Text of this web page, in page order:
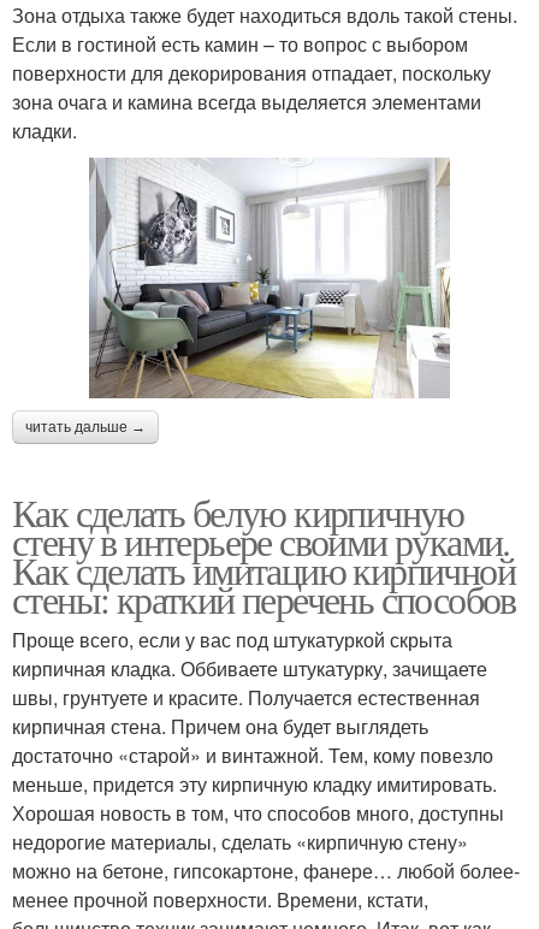
Зона отдыха также будет находиться вдоль такой стены.
Если в гостиной есть камин – то вопрос с выбором
поверхности для декорирования отпадает, поскольку
зона очага и камина всегда выделяется элементами
кладки.
читать дальше →
Как сделать белую кирпичную
стену в интерьере своими руками.
Как сделать имитацию кирпичной
стены: краткий перечень способов
Проще всего, если у вас под штукатуркой скрыта
кирпичная кладка. Оббиваете штукатурку, зачищаете
швы, грунтуете и красите. Получается естественная
кирпичная стена. Причем она будет выглядеть
достаточно «старой» и винтажной. Тем, кому повезло
меньше, придется эту кирпичную кладку имитировать.
Хорошая новость в том, что способов много, доступны
недорогие материалы, сделать «кирпичную стену»
можно на бетоне, гипсокартоне, фанере… любой более-
менее прочной поверхности. Времени, кстати,